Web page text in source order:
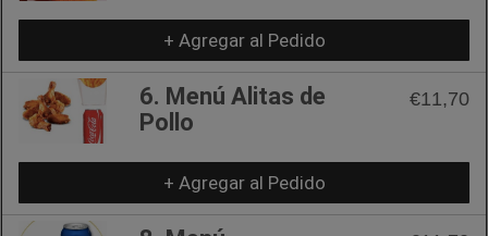
+ Agregar al Pedido
6. Menú Alitas de
Pollo
€11,70
+ Agregar al Pedido